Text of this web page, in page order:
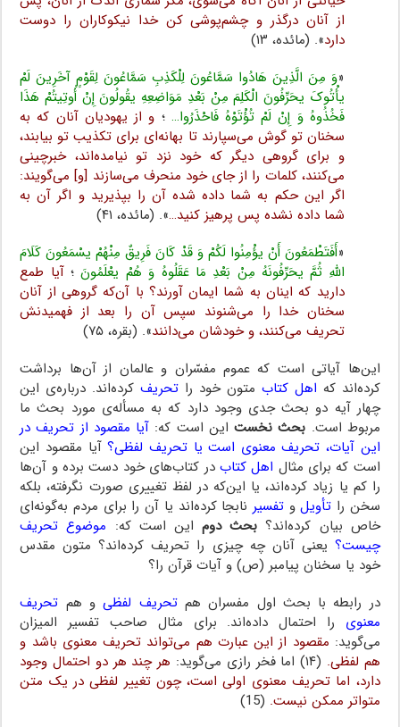
از آنان درگذر و چشم‌پوشی کن خدا نیکوکاران را دوست
دارد». (مائده، ۱۳)
«وَ مِنَ الَّذِینَ هَادُوا سَمَّاعُونَ لِلْکَذِبِ سَمَّاعُونَ لِقَوْمٍ آخَرِینَ لَمْ
یأْتُوکَ یحَرِّفُونَ الْکَلِمَ مِنْ بَعْدِ مَوَاضِعِهِ یقُولُونَ إِنْ أُوتِیتُمْ هَذَا
فَخُذُوهُ وَ إِنْ لَمْ تُؤْتَوْهُ فَاحْذَرُوا… ؛ و از یهودیان آنان که به
سخنان تو گوش می‌سپارند تا بهانه‌ای برای تکذیب تو بیابند،
و برای گروهی دیگر که خود نزد تو نیامده‌اند، خبرچینی
می‌کنند، کلمات را از جای خود منحرف می‌سازند [و] می‌گویند:
اگر این حکم به شما داده شده آن را بپذیرید و اگر آن به
شما داده نشده پس پرهیز کنید…». (مائده، ۴۱)
«أَفَتَطْمَعُونَ أَنْ یؤْمِنُوا لَکُمْ وَ قَدْ کَانَ فَرِیقٌ مِنْهُمْ یسْمَعُونَ کَلَامَ
اللَّهِ ثُمَّ یحَرِّفُونَهُ مِنْ بَعْدِ مَا عَقَلُوهُ وَ هُمْ یعْلَمُونَ؛آیا طمع
دارید که اینان به شما ایمان آورند؟ با آن‌که گروهی از آنان
سخنان خدا را می‌شنوند سپس آن را بعد از فهمیدنش
تحریف می‌کنند، و خودشان می‌دانند». (بقره، ۷۵)
این‌ها آیاتی است که عموم مفسّران و عالمان از آن‌ها برداشت
کرده‌اند که اهل کتاب متون خود را تحریفکرده‌اند. درباره‌ی این
چهار آیه دو بحث جدی وجود دارد که به مسأله‌ی مورد بحث ما
مربوط است. بحث نخستاین است که: آیا مقصود از تحریف در
این آیات، تحریف معنوی است یا تحریف لفظی؟آیا مقصود این
است که برای مثال اهل کتاب در کتاب‌های خود دست برده و آن‌ها
را کم یا زیاد کرده‌اند، یا این‌که در لفظ تغییری صورت نگرفته، بلکه
سخن را تأویلوتفسیر نابجا کرده‌اند یا آن را برای مردم به‌گونه‌ای
خاص بیان کرده‌اند؟ بحث دوماین است که: موضوع تحریف
چیست؟ یعنی آنان چه چیزی را تحریف کرده‌اند؟ متون مقدس
خود یا سخنان پیامبر (ص) و آیات قرآن را؟
در رابطه با بحث اول مفسران همتحریف لفظیو هم تحریف
معنوی را احتمال داده‌اند. برای مثال صاحب تفسیر المیزان
می‌گوید: مقصود از این عبارت هم می‌تواند تحریف معنوی باشد و
هم لفظی. (۱۴) اما فخر رازی می‌گوید:
هر چند هر دو احتمال وجود
دارد، اما تحریف معنوی اولی است، چون تغییر لفظی در یک متن
متواتر ممکن نیست. (15)